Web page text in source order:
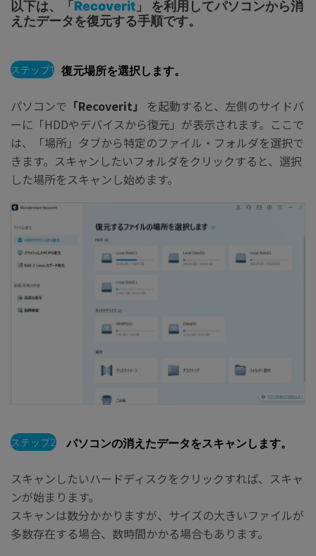
以下は、「Recoverit 」 を利用してパソコンから消
えたデータを復元する手順です。
ステップ1 復元場所を選択します。
パソコンで 「Recoverit」
を起動すると、左側のサイドバ
ーに「HDDやデバイスから復元」が表示されます。ここで
は、「場所」タブから特定のファイル・フォルダを選択で
きます。スキャンしたいフォルダをクリックすると、選択
した場所をスキャンし始めます。
ステップ2 パソコンの消えたデータをスキャンします。
スキャンしたいハードディスクをクリックすれば、スキャ
ンが始まります。
スキャンは数分かかりますが、サイズの大きいファイルが
多数存在する場合、数時間かかる場合もあります。